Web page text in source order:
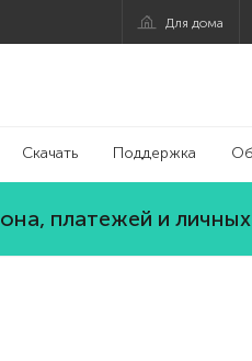
Для дома
Скачать Поддержка
платежей и